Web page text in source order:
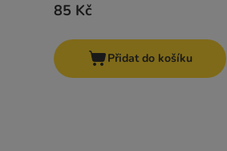
85 Kč
Přidat do košíku